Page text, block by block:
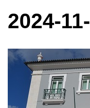
2024-